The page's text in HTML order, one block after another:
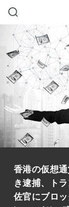
香港の仮想
き逮捕、ト
佐官にブロ